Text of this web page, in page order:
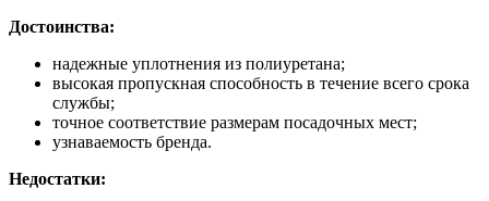
Достоинства:
надежные уплотнения из полиуретана;
высокая пропускная способность в течение всего срока
службы;
точное соответствие размерам посадочных мест;
узнаваемость бренда.
Недостатки: